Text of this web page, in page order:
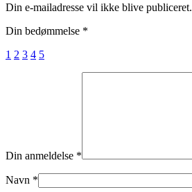
Din e-mailadresse vil ikke blive publiceret.
Din bedømmelse *
1 2 3 4 5
Din anmeldelse *
Navn *